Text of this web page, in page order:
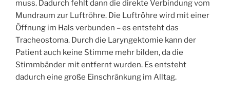
muss. Dadurch fehlt dann die direkte Verbindung vom
Mundraum zur Luftröhre. Die Luftröhre wird mit einer
Öffnung im Hals verbunden – es entsteht das
Tracheostoma. Durch die Laryngektomie kann der
Patient auch keine Stimme mehr bilden, da die
Stimmbänder mit entfernt wurden. Es entsteht
dadurch eine große Einschränkung im Alltag.